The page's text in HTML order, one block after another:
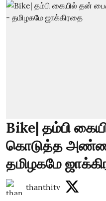
Bike| தம்பி
கொடுத்த
தமிழகமே
thanthitv